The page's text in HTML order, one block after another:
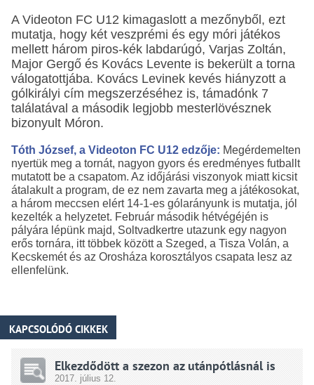
A Videoton FC U12 kimagaslott a mezőnyből, ezt
mutatja, hogy két veszprémi és egy móri játékos
mellett három piros-kék labdarúgó, Varjas Zoltán,
Major Gergő és Kovács Levente is bekerült a torna
válogatottjába. Kovács Levinek kevés hiányzott a
gólkirályi cím megszerzéséhez is, támadónk 7
találatával a második legjobb mesterlövésznek
bizonyult Móron.
Tóth József, a Videoton FC U12 edzője: Megérdemelten
nyertük meg a tornát, nagyon gyors és eredményes futballt
mutatott be a csapatom. Az időjárási viszonyok miatt kicsit
átalakult a program, de ez nem zavarta meg a játékosokat,
a három meccsen elért 14-1-es gólarányunk is mutatja, jól
kezelték a helyzetet. Február második hétvégéjén is
pályára lépünk majd, Soltvadkertre utazunk egy nagyon
erős tornára, itt többek között a Szeged, a Tisza Volán, a
Kecskemét és az Orosháza korosztályos csapata lesz az
ellenfelünk.
KAPCSOLÓDÓ CIKKEK
Elkezdődött a szezon az utánpótlásnál is
2017.július 12.